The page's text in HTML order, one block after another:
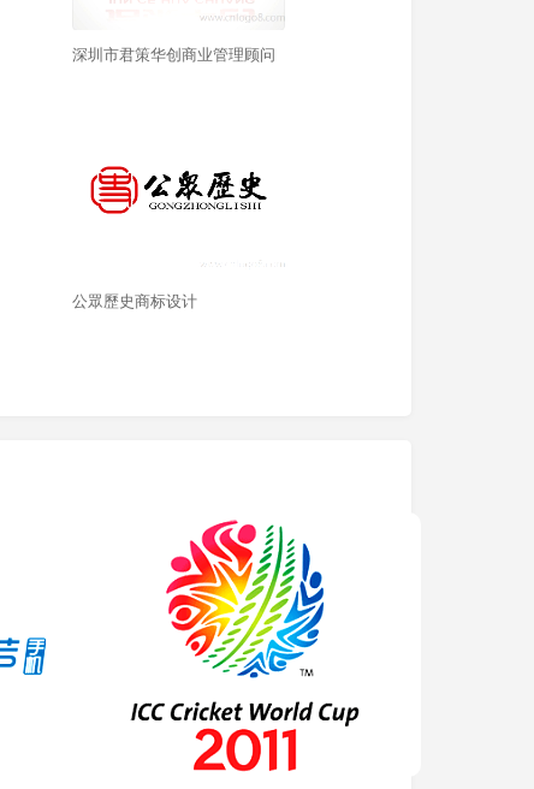
深圳市君策华创商业管理顾问
公眾歷史商标设计